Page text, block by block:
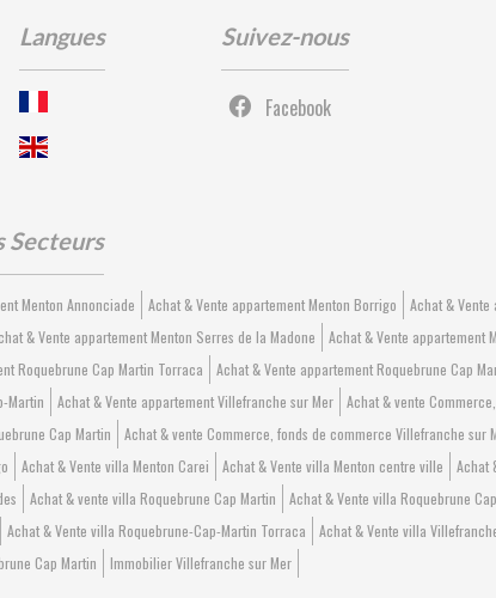
Langues Suivez-nous
Facebook
Secteurs
Menton Annonciade Achat & Vente appartement Menton Borrigo
Achat & Vente
& Vente appartement Menton Serres de la Madone
Achat & Vente appartement
Roquebrune Cap Martin Torraca
Achat & Vente appartement Roquebrune Cap
Martin Achat & Vente appartement Villefranche sur Mer
Achat & vente
Cap Martin Achat & vente Commerce, fonds de commerce Villefranche sur
Achat & Vente villa Menton Carei Achat & Vente villa Menton centre ville
Achat
Achat & vente villa Roquebrune Cap Martin
Achat & Vente villa Roquebrune
Achat & Vente villa Roquebrune-Cap-Martin Torraca Achat & Vente villa
Cap Martin Immobilier Villefranche sur Mer